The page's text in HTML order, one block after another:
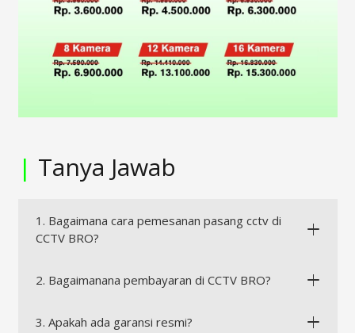
| Tanya Jawab
1. Bagaimana cara pemesanan pasang cctv di
CCTV BRO?
2. Bagaimanana pembayaran di CCTV BRO?
3. Apakah ada garansi resmi?